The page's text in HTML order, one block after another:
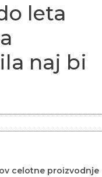
leta
naj bi
celotne proizvodnje